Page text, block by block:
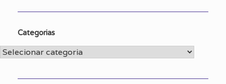
Categorias
Categorias